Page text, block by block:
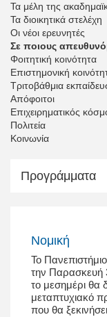
Τα μέλη της
Τα διοικητικά στελέχη
Οι νέοι ερευνητές
Σε ποιους
Φοιτητική κοινότητα
Επιστημονική
Τριτοβάθμια
Απόφοιτοι
Επιχειρηματικός
Πολιτεία
Κοινωνία
Προγράμματα
Νομική
Το
την Παρασκευή
το μεσημέρι θα
μεταπτυχιακό
που θα